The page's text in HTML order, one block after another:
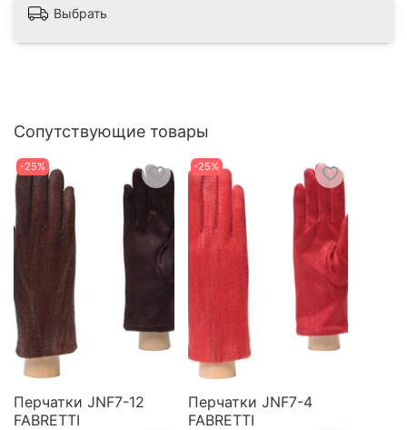
Выбрать
Сопутствующие товары
-25%
Перчатки JNF7-12
FABRETTI
-25%
Перчатки JNF7-4
FABRETTI